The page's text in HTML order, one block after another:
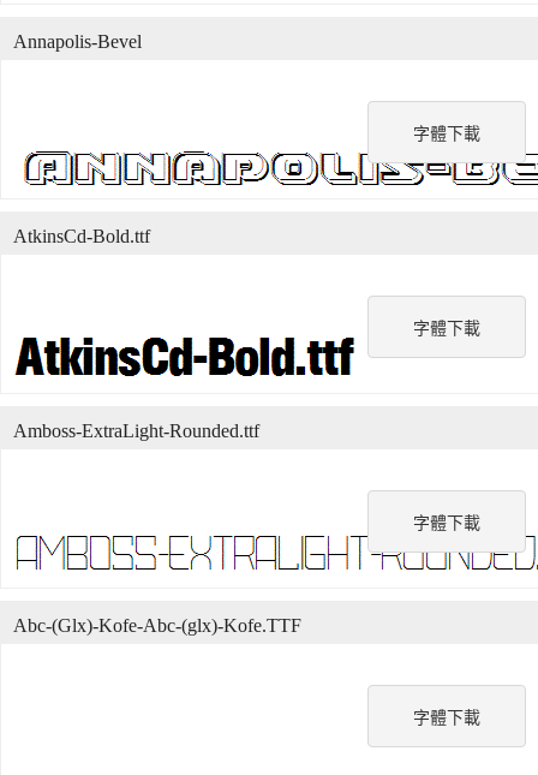
字體下載
Annapolis-Bevel
字體下載
AtkinsCd-Bold.ttf
字體下載
Amboss-ExtraLight-Rounded.ttf
字體下載
Abc-(Glx)-Kofe-Abc-(glx)-Kofe.TTF